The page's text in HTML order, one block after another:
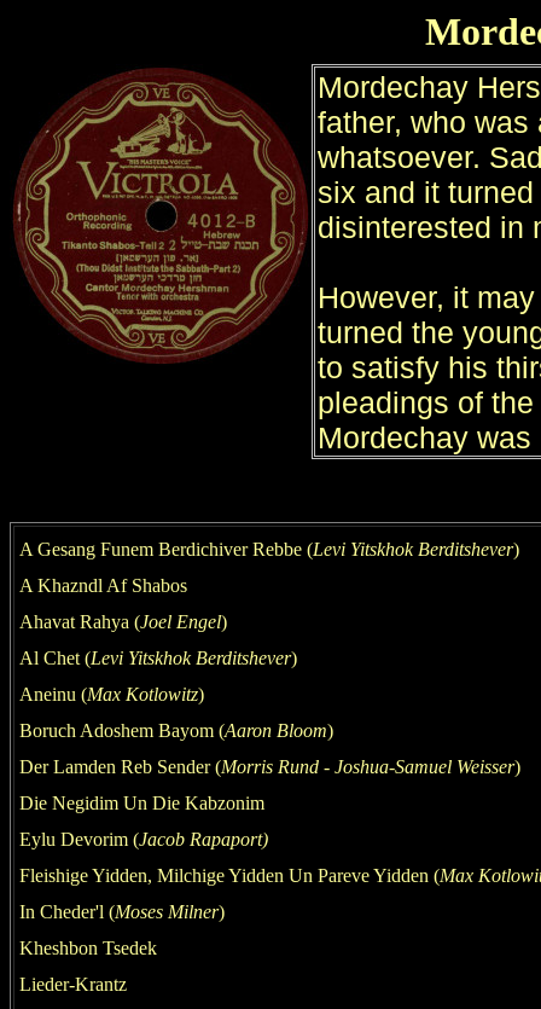
A Gesang Funem Berdichiver Rebbe (Levi Yitskhok Berditshever)
A Khazndl Af Shabos
Ahavat Rahya (Joel Engel)
Al Chet (Levi Yitskhok Berditshever)
Aneinu (Max Kotlowitz)
Boruch Adoshem Bayom (Aaron Bloom)
Der Lamden Reb Sender (Morris Rund - Joshua-Samuel Weisser)
Die Negidim Un Die Kabzonim
Eylu Devorim (Jacob Rapaport)
Fleishige Yidden, Milchige Yidden Un Pareve Yidden (Max
In Cheder'l (Moses Milner)
Kheshbon Tsedek
Lieder-Krantz